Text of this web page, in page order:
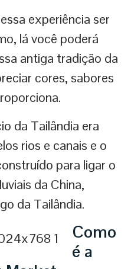
experiência ser
lá você poderá
antiga tradição da
cores, sabores
da Tailândia era
rios e canais e o
para ligar o
da China,
da Tailândia.
Como
é a